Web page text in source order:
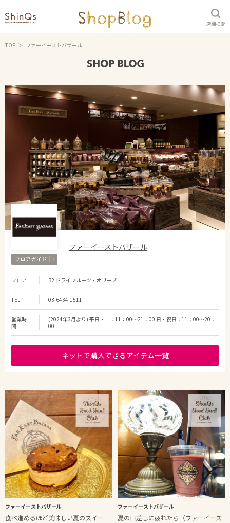
店舗検索
TOP ファーイーストバザール
ファーイーストバザール
フロア B2 ドライフルーツ・オリーブ
TEL 03-6434-1511
営業時
間
(2024年3月より) 平日・土：11：00～21：00 日・祝日：11：00～20：
00
ネットで購入できるアイテム一覧
ファーイーストバザール
食べ進めるほど美味しい夏のスイー
ファーイーストバザール
夏の日差しに疲れたら〈ファーイース